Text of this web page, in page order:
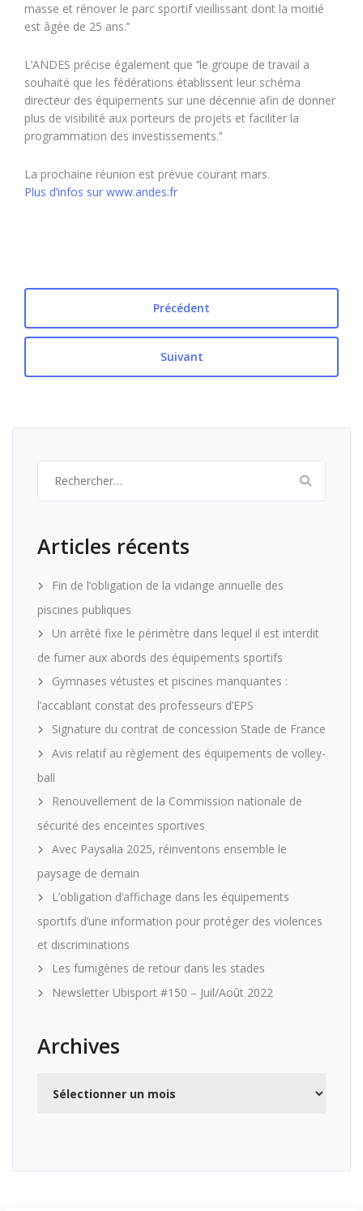
masse et rénover le parc sportif vieillissant dont la moitié
est âgée de 25 ans.’’
L’ANDES précise également que ‘’le groupe de travail a
souhaité que les fédérations établissent leur schéma
directeur des équipements sur une décennie afin de donner
plus de visibilité aux porteurs de projets et faciliter la
programmation des investissements.’’
La prochaine réunion est prévue courant mars.
Plus d’infos sur www.andes.fr
Précédent
Suivant
Articles récents
Fin de l’obligation de la vidange annuelle des
piscines publiques
Un arrêté fixe le périmètre dans lequel il est interdit
de fumer aux abords des équipements sportifs
Gymnases vétustes et piscines manquantes :
l’accablant constat des professeurs d’EPS
Signature du contrat de concession Stade de France
Avis relatif au règlement des équipements de volley-
ball
Renouvellement de la Commission nationale de
sécurité des enceintes sportives
Avec Paysalia 2025, réinventons ensemble le
paysage de demain
L’obligation d’affichage dans les équipements
sportifs d’une information pour protéger des violences
et discriminations
Les fumigènes de retour dans les stades
Newsletter Ubisport #150 – Juil/Août 2022
Archives